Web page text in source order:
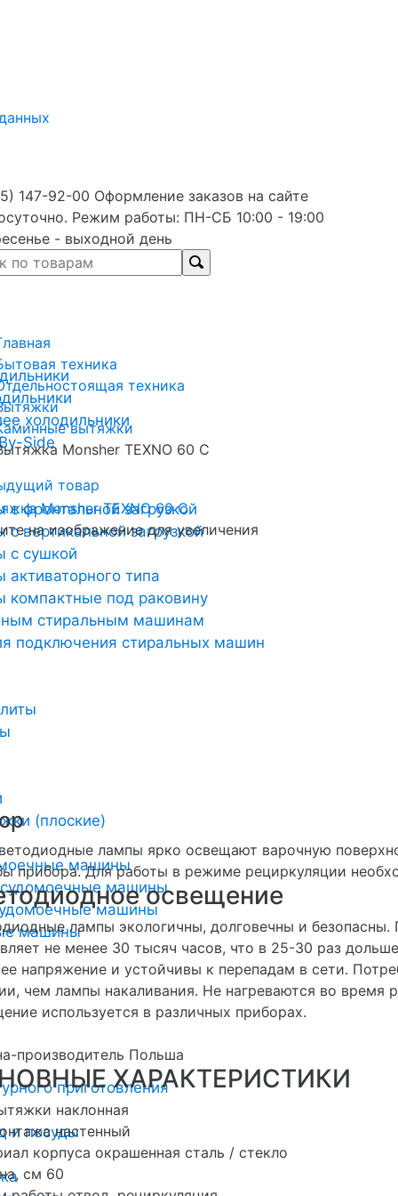
147-92-00 Оформление заказов на сайте
Режим работы: ПН-СБ 10:00 - 19:00
- выходной день
холодильники
Side
фронтальной загрузкой
вертикальной загрузкой
с сушкой
типа
под раковину
стиральным машинам
подключения стиральных машин
(плоские)
машины
машины
машины
машины
приготовления
и посуды
техника
техника
вытяжки
Monsher TEXNO 60 C
товар
на изображение для увеличения
лампы ярко освещают варочную
прибора. Для работы в режиме рециркуляции
освещение
лампы экологичны, долговечны и
не менее 30 тысяч часов, что в 25-30 раз
напряжение и устойчивы к перепадам в сети.
чем лампы накаливания. Не нагреваются во время
используется в различных приборах.
производитель Польша
ХАРАКТЕРИСТИКИ
наклонная
настенный
корпуса окрашенная сталь / стекло
см 60